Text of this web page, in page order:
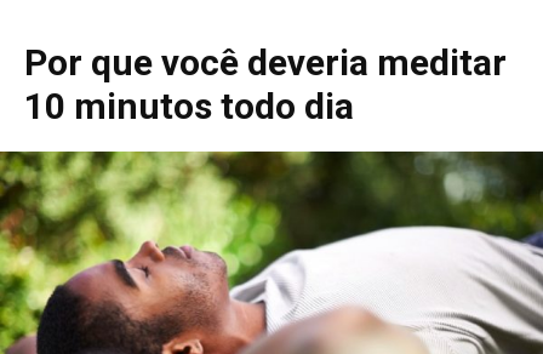
Por que você deveria meditar
10 minutos todo dia